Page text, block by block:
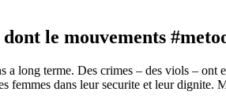
le mouvements
long terme. Des crimes – des viols – ont
femmes dans leur securite et leur dignite.